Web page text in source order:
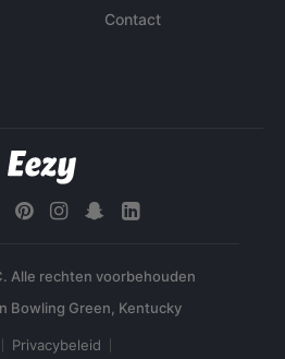
Contact
Alle rechten voorbehouden
Privacybeleid